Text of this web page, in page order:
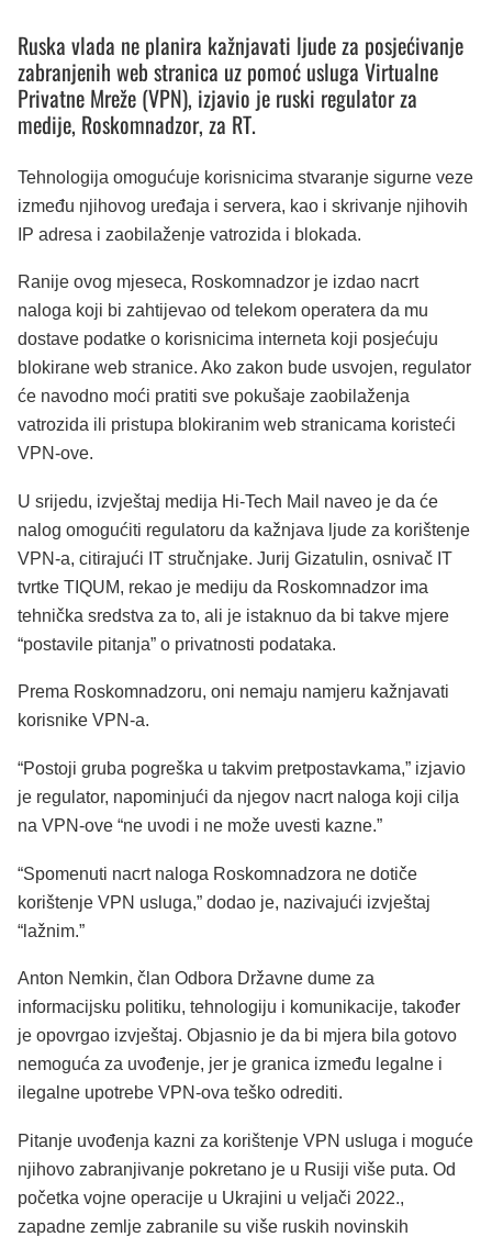
Ruska vlada ne planira kažnjavati ljude za posjećivanje
zabranjenih web stranica uz pomoć usluga Virtualne
Privatne Mreže (VPN), izjavio je ruski regulator za
medije, Roskomnadzor, za RT.
Tehnologija omogućuje korisnicima stvaranje sigurne veze
između njihovog uređaja i servera, kao i skrivanje njihovih
IP adresa i zaobilaženje vatrozida i blokada.
Ranije ovog mjeseca, Roskomnadzor je izdao nacrt
naloga koji bi zahtijevao od telekom operatera da mu
dostave podatke o korisnicima interneta koji posjećuju
blokirane web stranice. Ako zakon bude usvojen, regulator
će navodno moći pratiti sve pokušaje zaobilaženja
vatrozida ili pristupa blokiranim web stranicama koristeći
VPN-ove.
U srijedu, izvještaj medija Hi-Tech Mail naveo je da će
nalog omogućiti regulatoru da kažnjava ljude za korištenje
VPN-a, citirajući IT stručnjake. Jurij Gizatulin, osnivač IT
tvrtke TIQUM, rekao je mediju da Roskomnadzor ima
tehnička sredstva za to, ali je istaknuo da bi takve mjere
“postavile pitanja” o privatnosti podataka.
Prema Roskomnadzoru, oni nemaju namjeru kažnjavati
korisnike VPN-a.
“Postoji gruba pogreška u takvim pretpostavkama,” izjavio
je regulator, napominjući da njegov nacrt naloga koji cilja
na VPN-ove “ne uvodi i ne može uvesti kazne.”
“Spomenuti nacrt naloga Roskomnadzora ne dotiče
korištenje VPN usluga,” dodao je, nazivajući izvještaj
“lažnim.”
Anton Nemkin, član Odbora Državne dume za
informacijsku politiku, tehnologiju i komunikacije, također
je opovrgao izvještaj. Objasnio je da bi mjera bila gotovo
nemoguća za uvođenje, jer je granica između legalne i
ilegalne upotrebe VPN-ova teško odrediti.
Pitanje uvođenja kazni za korištenje VPN usluga i moguće
njihovo zabranjivanje pokretano je u Rusiji više puta. Od
početka vojne operacije u Ukrajini u veljači 2022.,
zapadne zemlje zabranile su više ruskih novinskih